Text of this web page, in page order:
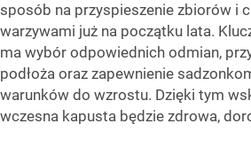
sposób na przyspieszenie zbiorów i
warzywami już na początku lata.
ma wybór odpowiednich odmian,
podłoża oraz zapewnienie
warunków do wzrostu. Dzięki tym
wczesna kapusta będzie zdrowa,